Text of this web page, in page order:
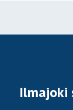
Ilmajoki